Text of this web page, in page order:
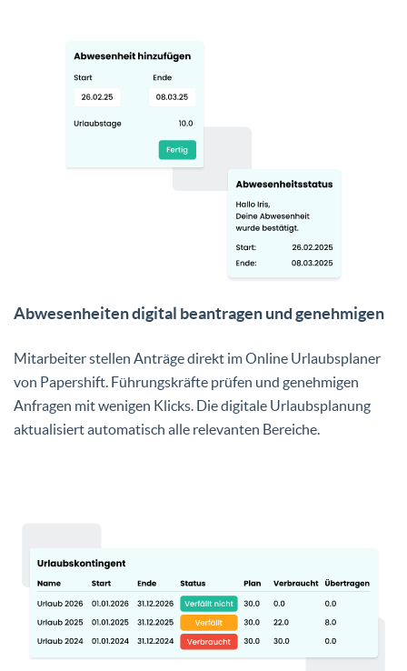
Abwesenheiten digital beantragen und genehmigen
Mitarbeiter stellen Anträge direkt im Online Urlaubsplaner
von Papershift. Führungskräfte prüfen und genehmigen
Anfragen mit wenigen Klicks. Die digitale Urlaubsplanung
aktualisiert automatisch alle relevanten Bereiche.